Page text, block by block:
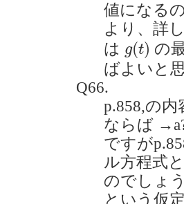
値になる
より、詳
は g(t)
g (t) の
ばよいと
Q66.
p.858,の
ならば
ですが
ル方程式
のでしょ
という仮